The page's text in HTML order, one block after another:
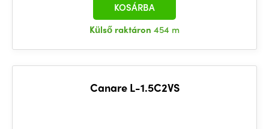
Külső raktáron 454 m
KOSÁRBA
Canare L-1.5C2VS